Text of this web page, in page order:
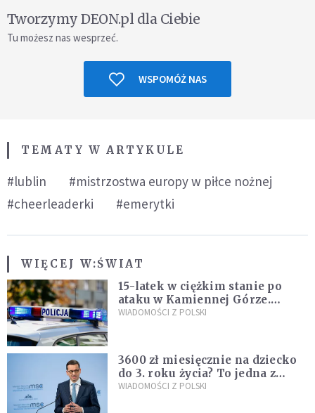
Tworzymy DEON.pl dla Ciebie
Tu możesz nas wesprzeć.
WSPOMÓŻ NAS
TEMATY W ARTYKULE
#lublin
#mistrzostwa europy w piłce nożnej
#cheerleaderki
#emerytki
WIĘCEJ W:ŚWIAT
15-latek w ciężkim stanie po
ataku w Kamiennej Górze.
Policja zatrzymała dwóch
WIADOMOŚCI Z POLSKI
3600 zł miesięcznie na dziecko
do 3. roku życia? To jedna z
propozycji programu "Rozwój
WIADOMOŚCI Z POLSKI